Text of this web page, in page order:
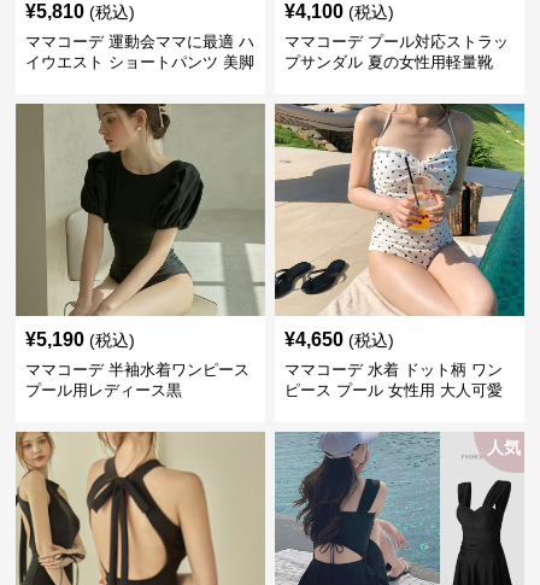
¥5,810 (税込)
ママコーデ 運動会ママに最適 ハ
イウエスト ショートパンツ 美脚
¥4,100 (税込)
ママコーデ プール対応ストラッ
プサンダル 夏の女性用軽量靴
¥5,190 (税込)
ママコーデ 半袖水着ワンピース
プール用レディース黒
¥4,650 (税込)
ママコーデ 水着 ドット柄 ワン
ピース プール 女性用 大人可愛
人気